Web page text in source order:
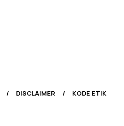
DISCLAIMER KODE ETIK